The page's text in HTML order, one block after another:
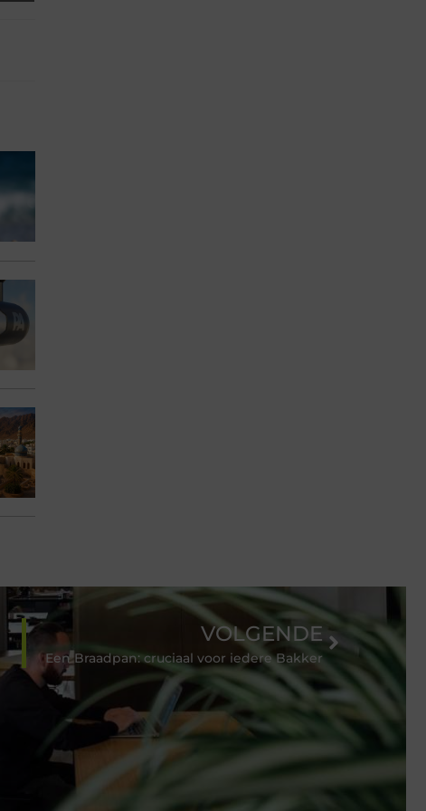
VOLGENDE
Een Braadpan: cruciaal voor iedere Bakker